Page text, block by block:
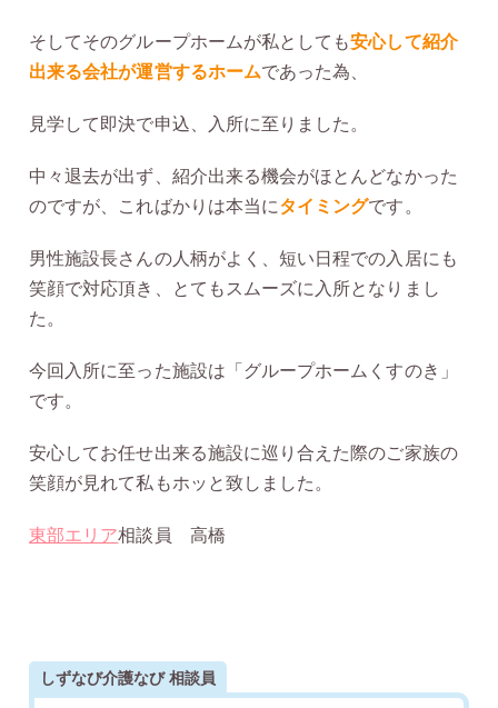
そしてそのグループホームが私としても安心して紹介
出来る会社が運営するホームであった為、
見学して即決で申込、入所に至りました。
中々退去が出ず、紹介出来る機会がほとんどなかった
のですが、こればかりは本当にタイミングです。
男性施設長さんの人柄がよく、短い日程での入居にも
笑顔で対応頂き、とてもスムーズに入所となりまし
た。
今回入所に至った施設は「グループホームくすのき」
です。
安心してお任せ出来る施設に巡り合えた際のご家族の
笑顔が見れて私もホッと致しました。
東部エリア相談員 高橋
しずなび介護なび 相談員